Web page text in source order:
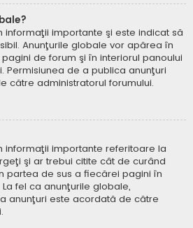
informaţii importante şi este indicat să
Anunţurile globale vor apărea în
de forum şi în interiorul panoului
Permisiunea de a publica anunţuri
către administratorul forumului.
informaţii importante referitoare la
şi ar trebui citite cât de curând
partea de sus a fiecărei pagini în
fel ca anunţurile globale,
anunţuri este acordată de către